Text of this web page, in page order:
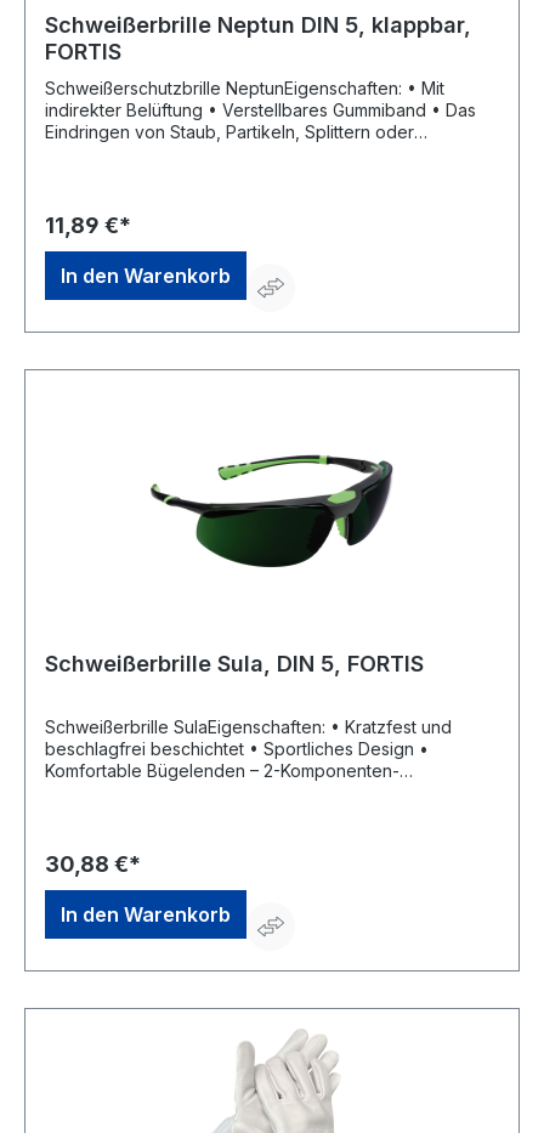
Schweißerbrille Neptun DIN 5, klappbar,
FORTIS
Schweißerschutzbrille NeptunEigenschaften: • Mit
indirekter Belüftung • Verstellbares Gummiband • Das
Eindringen von Staub, Partikeln, Splittern oder
getönt DIN 5 Rahmenfarbe: rot-schwarzHersteller:
Einkaufsbüro Deutscher Eisenhändler GmbH, EDE Platz 1,
42389 Wuppertal, DE, +4920260960,
webkontakt@ede.de
11,89 €*
In den Warenkorb
Schweißerbrille Sula, DIN 5, FORTIS
Schweißerbrille SulaEigenschaften: • Kratzfest und
beschlagfrei beschichtet • Sportliches Design •
Komfortable Bügelenden – 2-Komponenten-
Zulassung/Norm: EN166 DIN 5 Gewicht: 31 g
Scheibenfarbe: Polycarbonat, Stufe 5 Rahmenfarbe:
schwarz-grünHersteller: Einkaufsbüro Deutscher
Eisenhändler GmbH, EDE Platz 1, 42389 Wuppertal, DE,
+4920260960, webkontakt@ede.de
30,88 €*
In den Warenkorb